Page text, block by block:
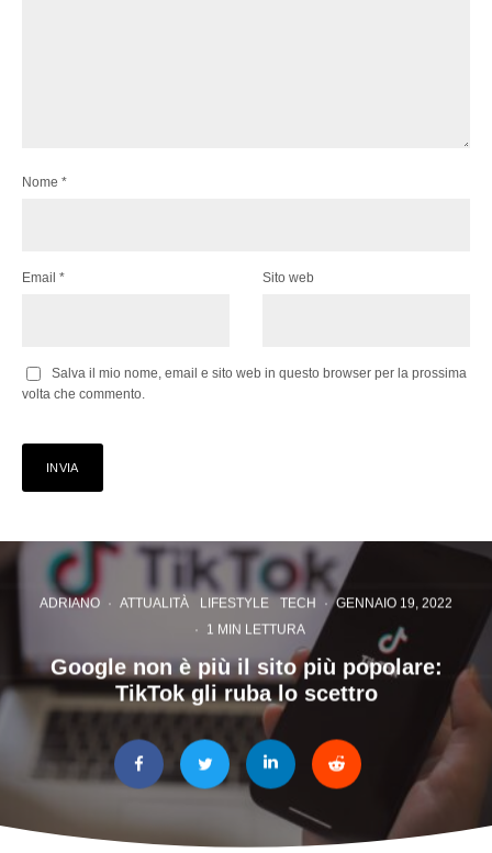
Nome *
Email * Sito web
Salva il mio nome, email e sito web in questo browser per la prossima
volta che commento.
ADRIANO · ATTUALITÀ LIFESTYLE TECH · GENNAIO 19, 2022
·
1 MIN LETTURA
Google non è più il sito più popolare:
TikTok gli ruba lo scettro